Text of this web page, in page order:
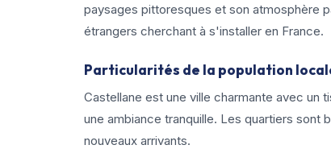
paysages pittoresques et son atmosphère
étrangers cherchant à s'installer en France.
Particularités de la population
Castellane est une ville charmante avec un
une ambiance tranquille. Les quartiers sont
nouveaux arrivants.